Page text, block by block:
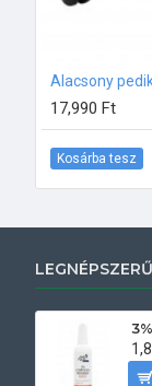
17,990 Ft
Kosárba tesz